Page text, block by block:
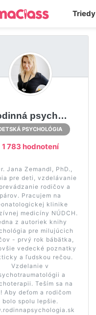
Triedy
Rodinná psychológia
PSYCHOLÓGIA
1 783 hodnotení
Jana Zemandl, PhD.,
pre deti, vzdelávanie
rodičov a
párov. Pracujem na
klinike
medicíny NÚDCH.
z autoriek knihy
pre milujúcich
- prvý rok bábätka,
vedecké poznatky
a ľudskou rečou.
Vzdelanie v
a
Teším sa na
Aby deťom a rodičom
bolo spolu lepšie.